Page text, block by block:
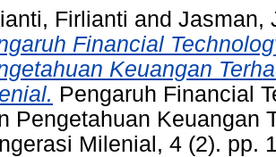
Firlianti and Jasman,
Financial
Keuangan
Pengaruh Financial
Pengetahuan Keuangan
Milenial, 4 (2). pp.